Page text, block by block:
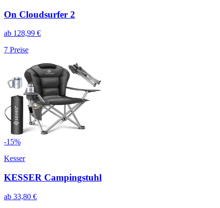
On Cloudsurfer 2
ab 128,99 €
7 Preise
-15%
Kesser
KESSER Campingstuhl
ab 33,80 €